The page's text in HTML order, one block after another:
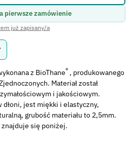
pierwsze zamówienie
już zapisany/a
z BioThane® , produkowanego
Materiał został
i jakościowym.
dłoni, jest miękki i elastyczny,
grubość materiału to 2,5mm.
znajduje się poniżej.